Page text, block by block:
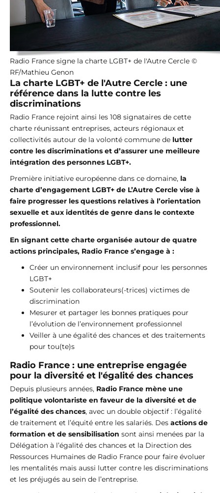
Radio France signe la charte LGBT+ de l'Autre Cercle ©
RF/Mathieu Genon
La charte LGBT+ de l'Autre Cercle : une
référence dans la lutte contre les
discriminations
Radio France rejoint ainsi les 108 signataires de cette
charte réunissant entreprises, acteurs régionaux et
collectivités autour de la volonté commune de lutter
contre les discriminations et d’assurer une meilleure
intégration des personnes LGBT+.
Première initiative européenne dans ce domaine, la
charte d’engagement LGBT+ de L’Autre Cercle vise à
faire progresser les questions relatives à l’orientation
sexuelle et aux identités de genre dans le contexte
professionnel.
En signant cette charte organisée autour de quatre
actions principales, Radio France s’engage à :
Créer un environnement inclusif pour les personnes
LGBT+
Soutenir les collaborateurs(-trices) victimes de
discrimination
Mesurer et partager les bonnes pratiques pour
l’évolution de l’environnement professionnel
Veiller à une égalité des chances et des traitements
pour tou(te)s
Radio France : une entreprise engagée
pour la diversité et l'égalité des chances
Depuis plusieurs années, Radio France mène une
politique volontariste en faveur de la diversité et de
l’égalité des chances, avec un double objectif : l’égalité
de traitement et l’équité entre les salariés. Des actions de
formation et de sensibilisation sont ainsi menées par la
Délégation à l’égalité des chances et la Direction des
Ressources Humaines de Radio France pour faire évoluer
les mentalités mais aussi lutter contre les discriminations
et les préjugés au sein de l’entreprise.